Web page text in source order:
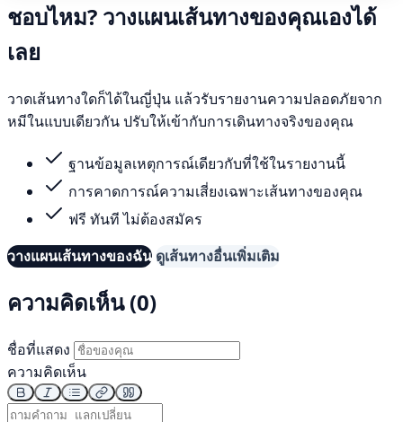
ชอบไหม? วางแผนเส้นทางของคุณเองได้
เลย
วาดเส้นทางใดก็ได้ในญี่ปุ่น แล้วรับรายงานความปลอดภัยจาก
หมีในแบบเดียวกัน ปรับให้เข้ากับการเดินทางจริงของคุณ
ฐานข้อมูลเหตุการณ์เดียวกับที่ใช้ในรายงานนี้
การคาดการณ์ความเสี่ยงเฉพาะเส้นทางของคุณ
ฟรี ทันที ไม่ต้องสมัคร
วางแผนเส้นทางของฉัน ดูเส้นทางอื่นเพิ่มเติม
ความคิดเห็น (0)
ชื่อที่แสดง
ความคิดเห็น